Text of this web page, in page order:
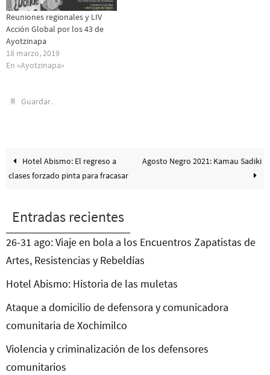
Reuniones regionales y LIV
Acción Global por los 43 de
Ayotzinapa
18 marzo, 2019
En «Ayotzinapa»
Guardar.
Hotel Abismo: El regreso a
clases forzado pinta para fracasar
Agosto Negro 2021: Kamau Sadiki
Entradas recientes
26-31 ago: Viaje en bola a los Encuentros Zapatistas de
Artes, Resistencias y Rebeldías
Hotel Abismo: Historia de las muletas
Ataque a domicilio de defensora y comunicadora
comunitaria de Xochimilco
Violencia y criminalización de los defensores
comunitarios